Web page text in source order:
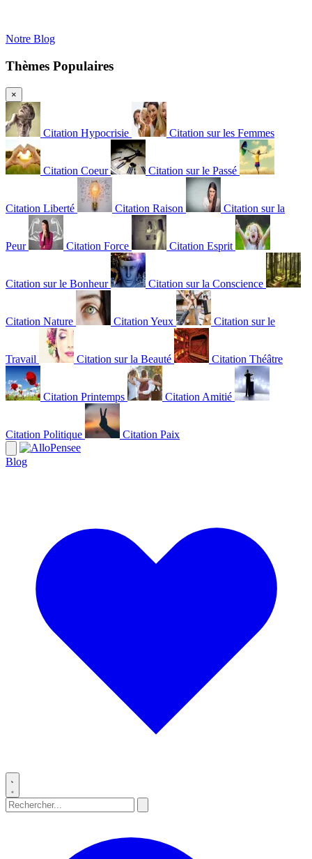
Notre Blog
Thèmes Populaires
×
Citation Hypocrisie Citation sur les Femmes
Citation Coeur Citation sur le Passé
Citation Liberté Citation Raison Citation sur la
Peur Citation Force Citation Esprit
Citation sur le Bonheur Citation sur la Conscience
Citation Nature Citation Yeux Citation sur le
Travail Citation sur la Beauté Citation Théâtre
Citation Printemps Citation Amitié
Citation Politique Citation Paix
Blog